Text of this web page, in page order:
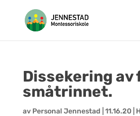
Dissekering av
småtrinnet.
av Personal Jennestad 11.16.20|